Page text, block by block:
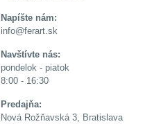
Napíšte nám:
info@ferart.sk
Navštívte nás:
pondelok - piatok
8:00 - 16:30
Predajňa:
Nová Rožňavská 3, Bratislava